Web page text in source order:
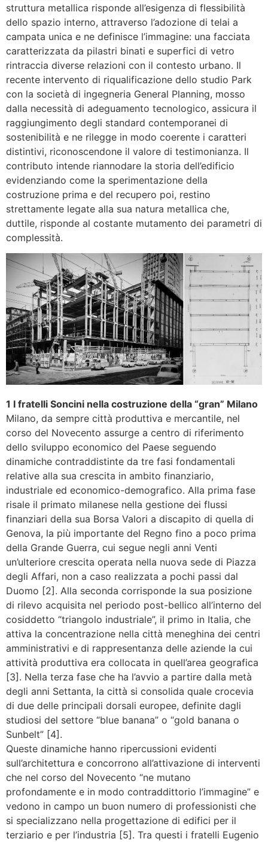
struttura metallica risponde all’esigenza di flessibilità
dello spazio interno, attraverso l’adozione di telai a
campata unica e ne definisce l’immagine: una facciata
caratterizzata da pilastri binati e superfici di vetro
rintraccia diverse relazioni con il contesto urbano. Il
recente intervento di riqualificazione dello studio Park
con la società di ingegneria General Planning, mosso
dalla necessità di adeguamento tecnologico, assicura il
raggiungimento degli standard contemporanei di
sostenibilità e ne rilegge in modo coerente i caratteri
distintivi, riconoscendone il valore di testimonianza. Il
contributo intende riannodare la storia dell’edificio
evidenziando come la sperimentazione della
costruzione prima e del recupero poi, restino
strettamente legate alla sua natura metallica che,
duttile, risponde al costante mutamento dei parametri di
complessità.
1 I fratelli Soncini nella costruzione della “gran” Milano
Milano, da sempre città produttiva e mercantile, nel
corso del Novecento assurge a centro di riferimento
dello sviluppo economico del Paese seguendo
dinamiche contraddistinte da tre fasi fondamentali
relative alla sua crescita in ambito finanziario,
industriale ed economico-demografico. Alla prima fase
risale il primato milanese nella gestione dei flussi
finanziari della sua Borsa Valori a discapito di quella di
Genova, la più importante del Regno fino a poco prima
della Grande Guerra, cui segue negli anni Venti
un’ulteriore crescita operata nella nuova sede di Piazza
degli Affari, non a caso realizzata a pochi passi dal
Duomo [2]. Alla seconda corrisponde la sua posizione
di rilevo acquisita nel periodo post-bellico all’interno del
cosiddetto “triangolo industriale”, il primo in Italia, che
attiva la concentrazione nella città meneghina dei centri
amministrativi e di rappresentanza delle aziende la cui
attività produttiva era collocata in quell’area geografica
[3]. Nella terza fase che ha l’avvio a partire dalla metà
degli anni Settanta, la città si consolida quale crocevia
di due delle principali dorsali europee, definite dagli
studiosi del settore “blue banana” o “gold banana o
Sunbelt” [4].
Queste dinamiche hanno ripercussioni evidenti
sull’architettura e concorrono all’attivazione di interventi
che nel corso del Novecento “ne mutano
profondamente e in modo contraddittorio l’immagine” e
vedono in campo un buon numero di professionisti che
si specializzano nella progettazione di edifici per il
terziario e per l’industria [5]. Tra questi i fratelli Eugenio